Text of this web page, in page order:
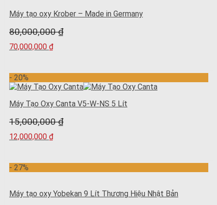
Máy tạo oxy Krober – Made in Germany
80,000,000₫
70,000,000 ₫
- 20%
Máy Tạo Oxy Canta V5-W-NS 5 Lít
15,000,000₫
12,000,000 ₫
- 27%
Máy tạo oxy Yobekan 9 Lít Thương Hiệu Nhật Bản